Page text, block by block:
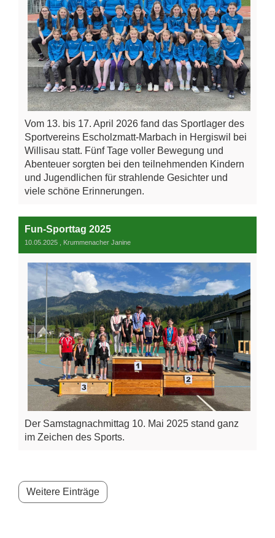
Vom 13. bis 17. April 2026 fand das Sportlager des
Sportvereins Escholzmatt-Marbach in Hergiswil bei
Willisau statt. Fünf Tage voller Bewegung und
Abenteuer sorgten bei den teilnehmenden Kindern
und Jugendlichen für strahlende Gesichter und
viele schöne Erinnerungen.
Fun-Sporttag 2025
10.05.2025 , Krummenacher Janine
Der Samstagnachmittag 10. Mai 2025 stand ganz
im Zeichen des Sports.
Weitere Einträge